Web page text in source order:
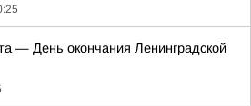
— День окончания Ленинградской